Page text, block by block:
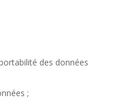
des données
;